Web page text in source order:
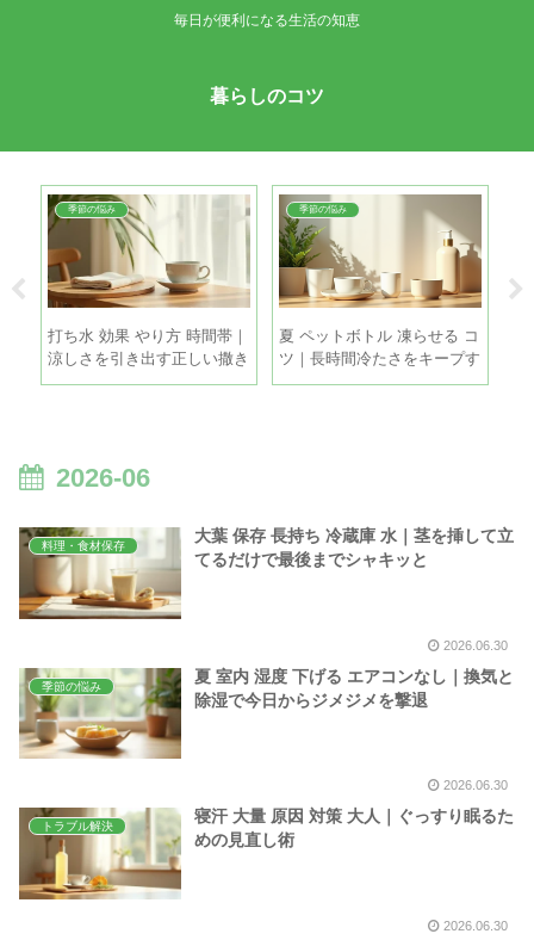
毎日が便利になる生活の知恵
暮らしのコツ
季節の悩み
打ち水 効果 やり方 時間帯｜
涼しさを引き出す正しい撒き
方と注意点
季節の悩み
夏 ペットボトル 凍らせる コ
ツ｜長時間冷たさをキープす
る5つの方法
2026-06
料理・食材保存
大葉 保存 長持ち 冷蔵庫 水｜茎を挿して立
てるだけで最後までシャキッと
2026.06.30
季節の悩み
夏 室内 湿度 下げる エアコンなし｜換気と
除湿で今日からジメジメを撃退
2026.06.30
トラブル解決
寝汗 大量 原因 対策 大人｜ぐっすり眠るた
めの見直し術
2026.06.30